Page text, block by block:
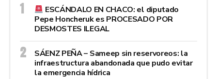
ESCÁNDALO EN CHACO: el diputado
Pepe Honcheruk es PROCESADO POR
DESMOSTES ILEGAL
SÁENZ PEÑA – Sameep sin reservoreos: la
infraestructura abandonada que pudo evitar
la emergencia hídrica